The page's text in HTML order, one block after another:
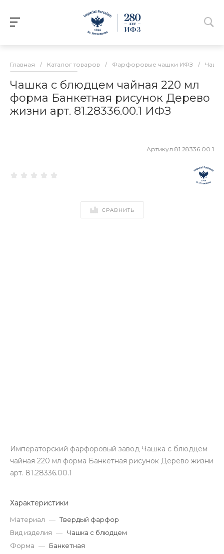
Главная / Каталог товаров / Фарфоровые чашки ИФЗ /
Чашка с блюдцем чайная 220 мл
форма Банкетная рисунок Дерево
жизни арт. 81.28336.00.1 ИФЗ
Артикул 81.28336.00.1
СРАВНИТЬ
Императорский фарфоровый завод Чашка с блюдцем
чайная 220 мл форма Банкетная рисунок Дерево жизни
арт. 81.28336.00.1
Характеристики
Материал — Твердый фарфор
Вид изделия — Чашка с блюдцем
Форма — Банкетная